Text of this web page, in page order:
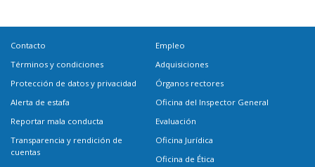
Contacto
Términos y condiciones
Protección de datos y privacidad
Alerta de estafa
Reportar mala conducta
Transparencia y rendición de
cuentas
Empleo
Adquisiciones
Órganos rectores
Oficina del Inspector General
Evaluación
Oficina Jurídica
Oficina de Ética